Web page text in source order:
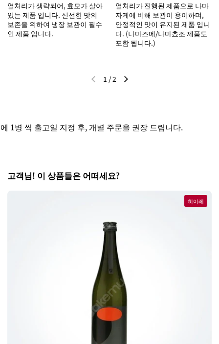
열처리가 생략되어, 효모가 살아
있는 제품 입니다. 신선한 맛의
보존을 위하여 냉장 보관이 필수
인 제품 입니다.
열처리가 진행된 제품으로 나마
자케에 비해 보관이 용이하며,
안정적인 맛이 유지된 제품 입니
다. (나마즈메/나마쵸조 제품도
포함 됩니다.)
이전 슬라이드다음 슬라이드
1 /2
씩 출고일 지정 후, 개별 주문을 권장 드립니다.
고객님! 이 상품들은 어떠세요?
히이레